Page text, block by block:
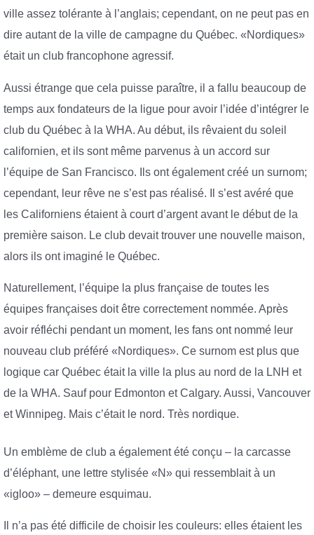
ville assez tolérante à l’anglais; cependant, on ne peut pas en
dire autant de la ville de campagne du Québec. «Nordiques»
était un club francophone agressif.
Aussi étrange que cela puisse paraître, il a fallu beaucoup de
temps aux fondateurs de la ligue pour avoir l’idée d’intégrer le
club du Québec à la WHA. Au début, ils rêvaient du soleil
californien, et ils sont même parvenus à un accord sur
l’équipe de San Francisco. Ils ont également créé un surnom;
cependant, leur rêve ne s’est pas réalisé. Il s’est avéré que
les Californiens étaient à court d’argent avant le début de la
première saison. Le club devait trouver une nouvelle maison,
alors ils ont imaginé le Québec.
Naturellement, l’équipe la plus française de toutes les
équipes françaises doit être correctement nommée. Après
avoir réfléchi pendant un moment, les fans ont nommé leur
nouveau club préféré «Nordiques». Ce surnom est plus que
logique car Québec était la ville la plus au nord de la LNH et
de la WHA. Sauf pour Edmonton et Calgary. Aussi, Vancouver
et Winnipeg. Mais c’était le nord. Très nordique.
Un emblème de club a également été conçu – la carcasse
d’éléphant, une lettre stylisée «N» qui ressemblait à un
«igloo» – demeure esquimau.
Il n’a pas été difficile de choisir les couleurs: elles étaient les